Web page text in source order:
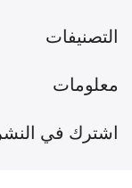
التصنيفات
معلومات
اشترك في